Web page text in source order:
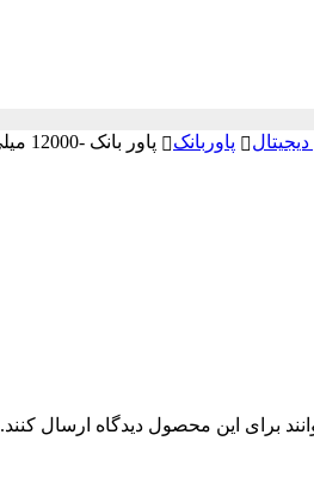
پاوربانک پاور بانک -12000 میلی آمپر کد S20
برای این محصول دیدگاه ارسال کنند.